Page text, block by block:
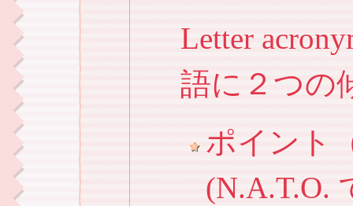
Letter
語に２つの
ポイント
(N.A.T.O.